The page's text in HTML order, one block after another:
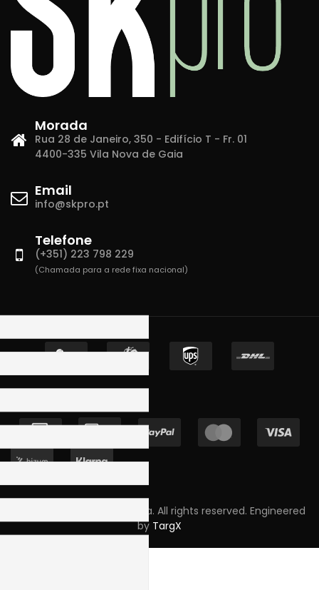
Morada
Rua 28 de Janeiro, 350 - Edifício T - Fr. 01
4400-335 Vila Nova de Gaia
Email
info@skpro.pt
Telefone
(+351) 223 798 229
(Chamada para a rede fixa nacional)
Copyright © 2023 Skpro, Lda. All rights reserved. Engineered
by TargX